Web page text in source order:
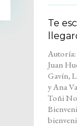
Te
Juan
Gavín,
y Ana Valle
Toñi
quedarse”. Un
tranquilo,
escuchar